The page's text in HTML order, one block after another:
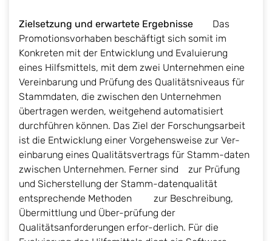
Zielsetzung und erwartete Ergebnisse Das
Promotionsvorhaben beschäftigt sich somit im
Konkreten mit der Entwicklung und Evaluierung
eines Hilfsmittels, mit dem zwei Unternehmen eine
Vereinbarung und Prüfung des Qualitätsniveaus für
Stammdaten, die zwischen den Unternehmen
übertragen werden, weitgehend automatisiert
durchführen können. Das Ziel der Forschungsarbeit
ist die Entwicklung einer Vorgehensweise zur Ver-
einbarung eines Qualitätsvertrags für Stamm-daten
zwischen Unternehmen. Ferner sind zur Prüfung
und Sicherstellung der Stamm-datenqualität
entsprechende Methoden zur Beschreibung,
Übermittlung und Über-prüfung der
Qualitätsanforderungen erfor-derlich. Für die